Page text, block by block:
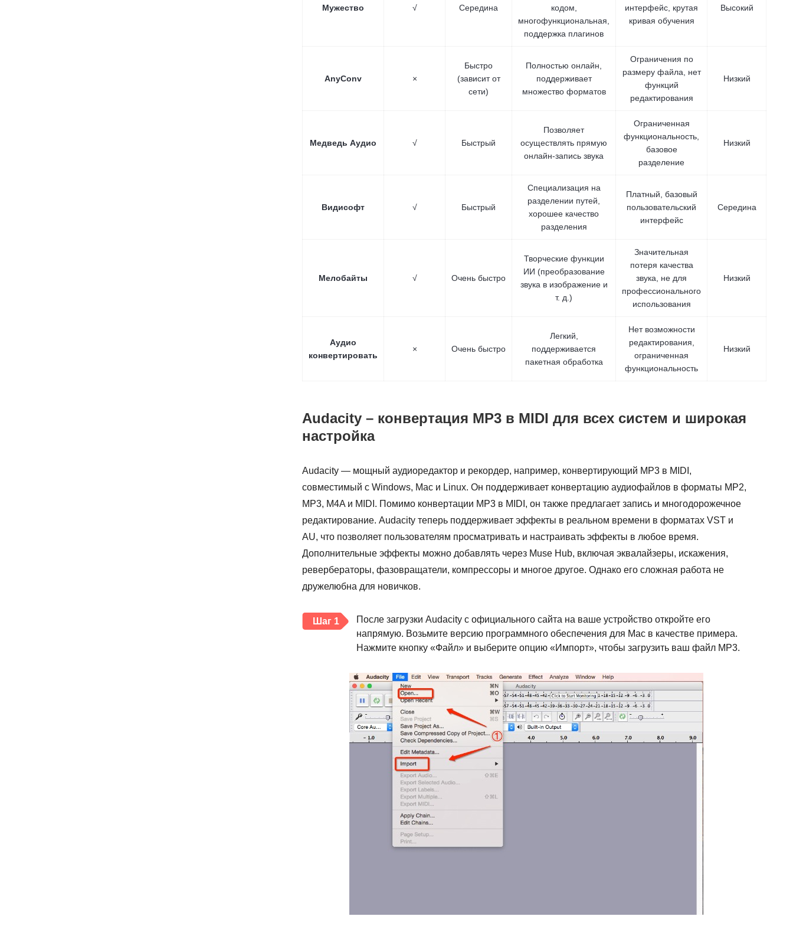
Мужество √ Середина
кодом,
многофункциональная,
поддержка плагинов
интерфейс, крутая
кривая обучения
Высокий
AnyConv ×
Быстро
(зависит от
сети)
Полностью онлайн,
поддерживает
множество форматов
Ограничения по
размеру файла, нет
функций
редактирования
Низкий
Медведь Аудио √ Быстрый
Позволяет
осуществлять прямую
онлайн-запись звука
Ограниченная
функциональность,
базовое
разделение
Низкий
Видисофт √ Быстрый
Специализация на
разделении путей,
хорошее качество
разделения
Платный, базовый
пользовательский
интерфейс
Середина
Мелобайты √ Очень быстро
Творческие функции
ИИ (преобразование
звука в изображение и
т. д.)
Значительная
потеря качества
звука, не для
профессионального
использования
Низкий
Аудио
конвертировать
× Очень быстро
Легкий,
поддерживается
пакетная обработка
Нет возможности
редактирования,
ограниченная
функциональность
Низкий
Audacity – конвертация MP3 в MIDI для всех систем и широкая
настройка
Audacity — мощный аудиоредактор и рекордер, например, конвертирующий MP3 в MIDI,
совместимый с Windows, Mac и Linux. Он поддерживает конвертацию аудиофайлов в форматы MP2,
MP3, M4A и MIDI. Помимо конвертации MP3 в MIDI, он также предлагает запись и многодорожечное
редактирование. Audacity теперь поддерживает эффекты в реальном времени в форматах VST и
AU, что позволяет пользователям просматривать и настраивать эффекты в любое время.
Дополнительные эффекты можно добавлять через Muse Hub, включая эквалайзеры, искажения,
ревербераторы, фазовращатели, компрессоры и многое другое. Однако его сложная работа не
дружелюбна для новичков.
Шаг 1
После загрузки Audacity с официального сайта на ваше устройство откройте его
напрямую. Возьмите версию программного обеспечения для Mac в качестве примера.
Нажмите кнопку «Файл» и выберите опцию «Импорт», чтобы загрузить ваш файл MP3.